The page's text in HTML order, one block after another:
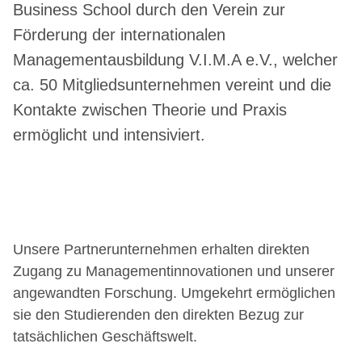
Business School durch den Verein zur
Förderung der internationalen
Managementausbildung V.I.M.A e.V., welcher
ca. 50 Mitgliedsunternehmen vereint und die
Kontakte zwischen Theorie und Praxis
ermöglicht und intensiviert.
Unsere Partnerunternehmen erhalten direkten
Zugang zu Managementinnovationen und unserer
angewandten Forschung. Umgekehrt ermöglichen
sie den Studierenden den direkten Bezug zur
tatsächlichen Geschäftswelt.